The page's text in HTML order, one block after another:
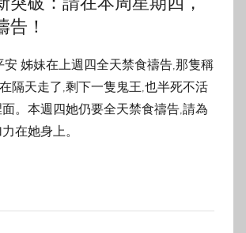
告！
安 姊妹在上週四全天禁食禱告,那隻稱
隔天走了,剩下一隻鬼王,也半死不活
。本週四她仍要全天禁食禱告,請為
在她身上。